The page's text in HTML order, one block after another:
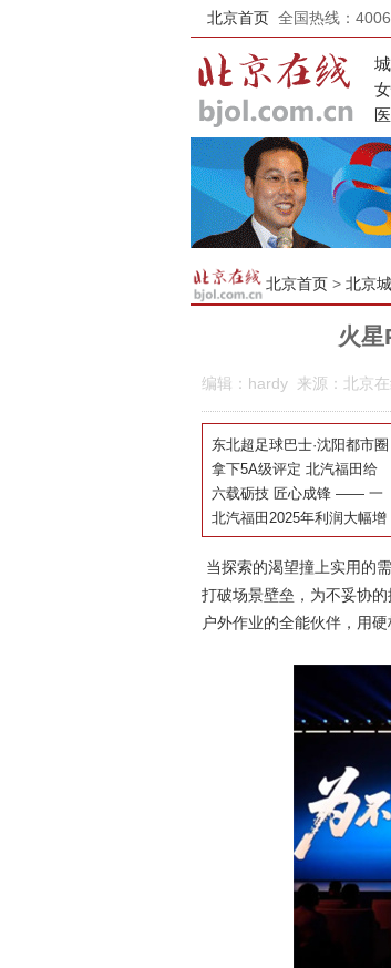
北京首页 全国热线：
北京首页> 北京
火
编辑：hardy 来源：北京
东北超足球巴士·沈阳都市圈
球迷专线上线！北汽福田助
力书写文体旅融合新篇章
拿下5A级评定 北汽福田给
汽车两化转型立了一把尺
六载砺技 匠心成锋 —— 一
名青年工匠的蝶变
北汽福田2025年利润大幅增
长，“新能源+重卡+出口”三
驾马车领跑商用车
当探索的渴望撞上实用的
打破场景壁垒，为不妥协
户外作业的全能伙伴，用